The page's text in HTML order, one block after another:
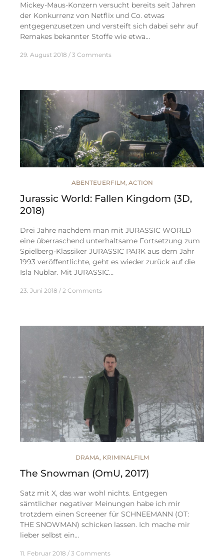
Mickey-Maus-Konzern versucht bereits seit Jahren
der Konkurrenz von Netflix und Co. etwas
entgegenzusetzen und versteift sich dabei sehr auf
Remakes bekannter Stoffe wie etwa…
29. August 2018 3 Comments
ABENTEUERFILM, ACTION
Jurassic World: Fallen Kingdom (3D,
2018)
Drei Jahre nachdem man mit JURASSIC WORLD
eine überraschend unterhaltsame Fortsetzung zum
Spielberg-Klassiker JURASSIC PARK aus dem Jahr
1993 veröffentlichte, geht es wieder zurück auf die
Isla Nublar. Mit JURASSIC…
23. Juni 2018 2 Comments
DRAMA, KRIMINALFILM
The Snowman (OmU, 2017)
Satz mit X, das war wohl nichts. Entgegen
sämtlicher negativer Meinungen habe ich mir
trotzdem einen Screener für SCHNEEMANN (OT:
THE SNOWMAN) schicken lassen. Ich mache mir
lieber selbst ein…
11. Februar 2018 3 Comments